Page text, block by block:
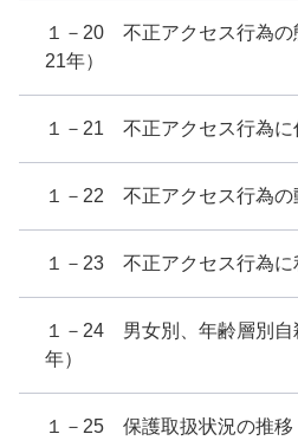
１－20 不正アクセス行為の
21年）
１－21 不正アクセス行為に
１－22 不正アクセス行為の
１－23 不正アクセス行為に
１－24 男女別、年齢層別自
年）
１－25 保護取扱状況の推移